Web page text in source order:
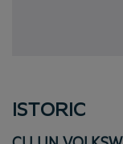
ISTORIC